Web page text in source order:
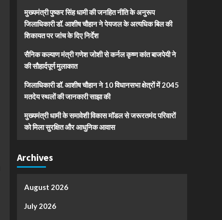
मुख्यमंत्री पुष्कर सिंह धामी की जनहित नीति के अनुरूप
जिलाधिकारी डॉ. आशीष चौहान ने पेयजल के अत्यधिक बिल की
शिकायत पर जांच के दिए निर्देश
सैनिक कल्याण मंत्री गणेश जोशी से कर्नल कृष्ण कांत बाजपेयी ने
की सौहार्दपूर्ण मुलाकात
जिलाधिकारी डॉ. आशीष चौहान ने 10 विधानसभा क्षेत्रों में 2045
मतदेय स्थलों की जानकारी साझा की
मुख्यमंत्री धामी के समावेशी विकास मॉडल से जरूरतमंद परिवारों
को मिला सुरक्षित और आधुनिक आवास
Archives
August 2026
July 2026